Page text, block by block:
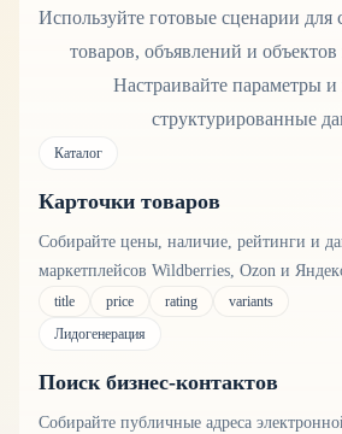
Используйте готовые сценарии для
товаров, объявлений и
Настраивайте параметры и
структурированные
Каталог
Карточки товаров
Собирайте цены, наличие, рейтинги и
маркетплейсов Wildberries, Ozon и
title price rating
variants
Лидогенерация
Поиск бизнес-контактов
Собирайте публичные адреса